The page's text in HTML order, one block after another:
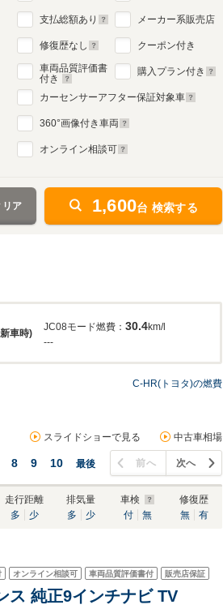
支払総額あり
修復歴なし
車両品質評価書
付き
メーカー系販売店
クーポン付き
購入プラン付き
カーセンサーアフター保証対象車
360°画像付き車両
オンライン相談可
リア 1,600台 検索する
車時)
JC08モード燃費： 30.4km/l
---
C-HR(トヨタ)の燃費
スライドショーで見る 中古車相場
8 9 10 最後 前へ 次へ
走行距離
多
少
排気量
多
少
車検
付
無
修復歴
無
有
オンライン相談可 車両品質評価書付 販売店保証
ス 純正9インチナビ TV